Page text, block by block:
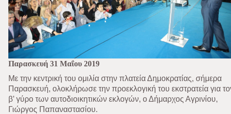
Παρασκευή 31 Μαΐου 2019
Με την κεντρική του ομιλία στην πλατεία Δημοκρατίας, σήμερα
Παρασκευή, ολοκλήρωσε την προεκλογική του εκστρατεία για
β’ γύρο των αυτοδιοικητικών εκλογών, ο Δήμαρχος Αγρινίου,
Γιώργος Παπαναστασίου.